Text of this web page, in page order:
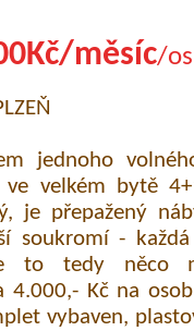
měsíc/
jednoho
velkém bytě
je přepažený
soukromí -
to tedy něco
4.000,- Kč na
vybaven,